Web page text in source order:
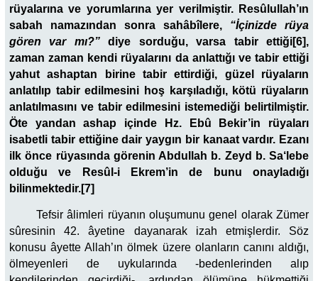
rüyalarına ve yorumlarına yer verilmiştir. Resûlullah’ın
sabah namazından sonra sahâbîlere, “İçinizde rüya
gören var mı?”diye sorduğu, varsa tabir ettiği[6],
zaman zaman kendi rüyalarını da anlattığı ve tabir ettiği
yahut ashaptan birine tabir ettirdiği, güzel rüyaların
anlatılıp tabir edilmesini hoş karşıladığı, kötü rüyaların
anlatılmasını ve tabir edilmesini istemediği belirtilmiştir.
Öte yandan ashap içinde Hz. Ebû Bekir’in rüyaları
isabetli tabir ettiğine dair yaygın bir kanaat vardır. Ezanı
ilk önce rüyasında görenin Abdullah b. Zeyd b. Sa‘lebe
olduğu ve Resûl-i Ekrem’in de bunu onayladığı
bilinmektedir.[7]
Tefsir âlimleri rüyanın oluşumunu genel olarak Zümer
sûresinin 42. âyetine dayanarak izah etmişlerdir. Söz
konusu âyette Allah’ın ölmek üzere olanların canını aldığı,
ölmeyenleri de uykularında -bedenlerinden alıp